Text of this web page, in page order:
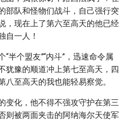
部队和怪物们战斗，自己强行突
，现在上了第六至高天的他已经
自一人！
半个盟友”“内斗”，迅速命令属
犹豫的顺道冲上第七至高天，四
八至高天的我也能轻易察觉。
变化，他不得不强攻守护在第三
则被两面夹击的阿纳海尔天使军